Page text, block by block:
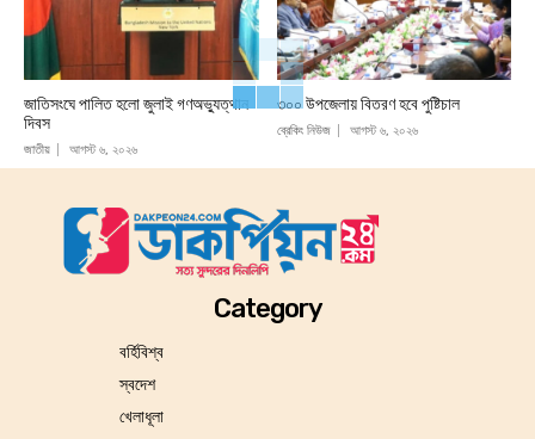
জাতিসংঘে পালিত হলো জুলাই গণঅভ্যুত্থান
দিবস
জাতীয় আগস্ট ৬, ২০২৬
৩০০ উপজেলায় বিতরণ হবে পুষ্টিচাল
ব্রেকিং নিউজ আগস্ট ৬, ২০২৬
Category
বর্হিবিশ্ব
স্বদেশ
খেলাধূলা